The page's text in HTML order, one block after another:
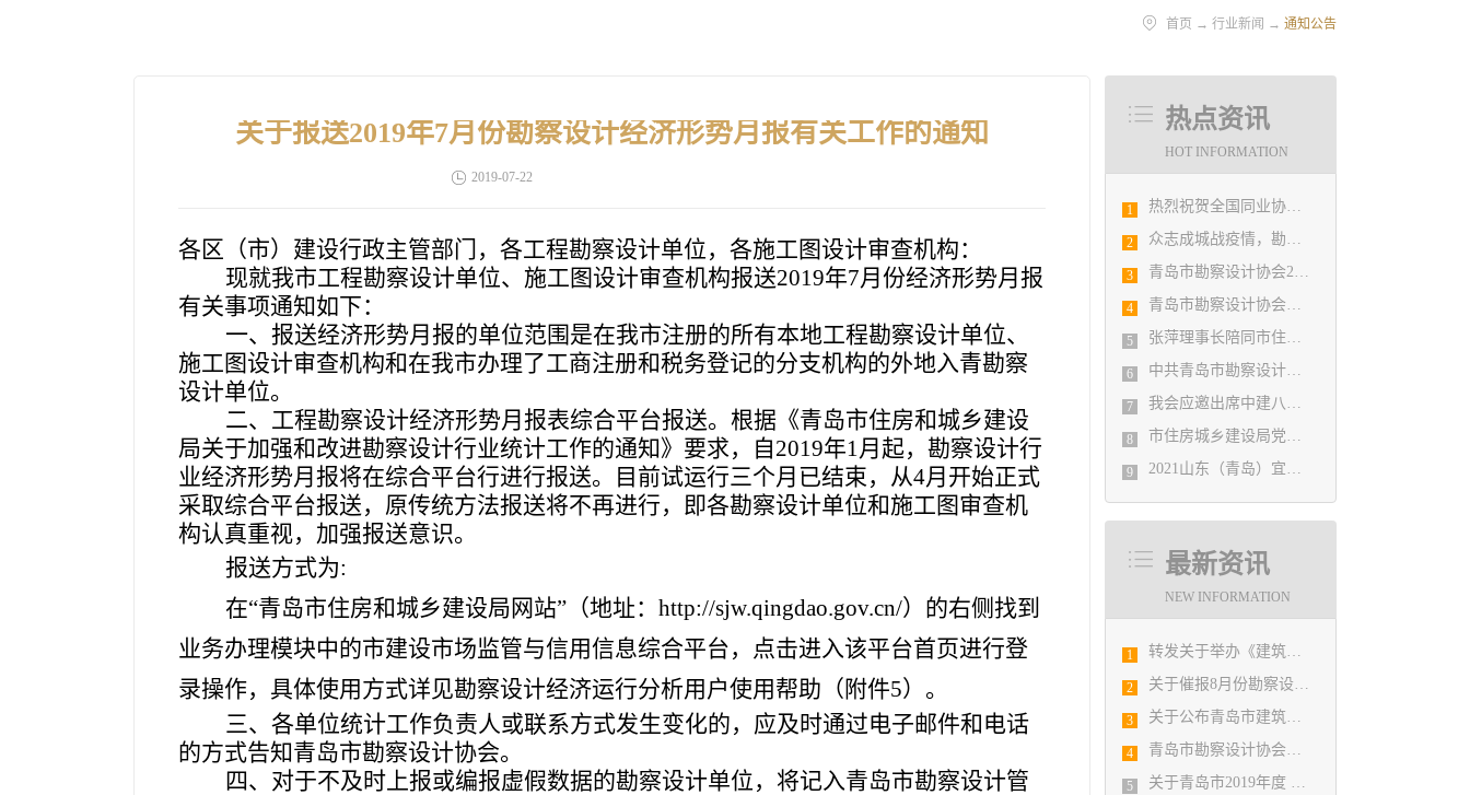
首页 → 行业新闻 → 通知公告
热点资讯
HOT INFORMATION
1 热烈祝贺全国同业协会共庆新中国成立七十周年大会在广州成功举办 我市工程勘察设计行业获得多项荣誉称号
2 众志成城战疫情，勘察设计行业在行动
3 青岛市勘察设计协会2020年度第一次理事会顺利召开
4 青岛市勘察设计协会陪同市住房和城乡建设局刘波副局长走访调研会员单位
5 张萍理事长陪同市住房和城乡建设局赴陇南开展东西部扶贫协作工作
6 中共青岛市勘察设计协会党支部日前召开民主生活会
7 我会应邀出席中建八局四公司设计管理研究院揭牌仪式
8 市住房城乡建设局党组书记、局长陈勇调研市勘察设计协会及所属审图机构
9 2021山东（青岛）宜居博览会盛大开幕
最新资讯
NEW INFORMATION
1 转发关于举办《建筑电气与智能化通用规范》 GB55024-2022公益宣贯的通知
2 关于催报8月份勘察设计经济形势月报的通知
3 关于公布青岛市建筑设计BIM技术应用技能选拔赛获奖结果的通知
4 青岛市勘察设计协会暨施工图审查公司2019年度工作总结会议顺利召开
5 关于青岛市2019年度 优秀企业、优秀企业管理者、先进工作者评选结果公示的通知
关于报送2019年7月份勘察设计经济形势月报有关工作的通知
2019-07-22
各区（市）建设行政主管部门，各工程勘察设计单位，各施工图设计审查机构：
现就我市工程勘察设计单位、施工图设计审查机构报送2019年7月份经济形势月报
有关事项通知如下：
一、报送经济形势月报的单位范围是在我市注册的所有本地工程勘察设计单位、
施工图设计审查机构和在我市办理了工商注册和税务登记的分支机构的外地入青勘察
设计单位。
二、工程勘察设计经济形势月报表综合平台报送。根据《青岛市住房和城乡建设
局关于加强和改进勘察设计行业统计工作的通知》要求，自2019年1月起，勘察设计行
业经济形势月报将在综合平台行进行报送。目前试运行三个月已结束，从4月开始正式
采取综合平台报送，原传统方法报送将不再进行，即各勘察设计单位和施工图审查机
构认真重视，加强报送意识。
报送方式为:
在“青岛市住房和城乡建设局网站” （地址：http://sjw.qingdao.gov.cn/）的右侧找到
业务办理模块中的市建设市场监管与信用信息综合平台，点击进入该平台首页进行登
录操作，具体使用方式详见勘察设计经济运行分析用户使用帮助（附件5）。
三、各单位统计工作负责人或联系方式发生变化的，应及时通过电子邮件和电话
的方式告知青岛市勘察设计协会。
四、对于不及时上报或编报虚假数据的勘察设计单位，将记入青岛市勘察设计管